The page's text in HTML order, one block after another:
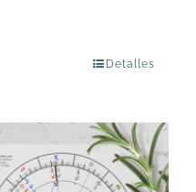
Detalles